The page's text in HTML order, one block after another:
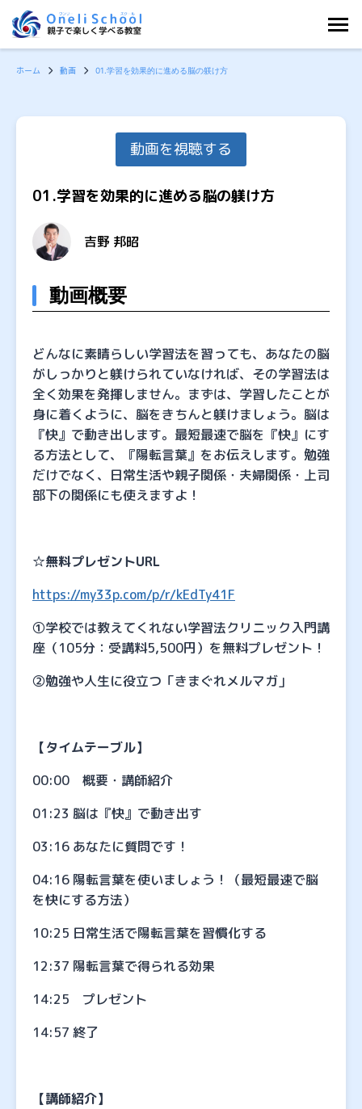
容
を
ホーム 動画 01.学習を効果的に進める脳の躾け方
動画を視聴する
01.学習を効果的に進める脳の躾け方
吉野 邦昭
動画概要
どんなに素晴らしい学習法を習っても、あなたの脳
がしっかりと躾けられていなければ、その学習法は
全く効果を発揮しません。まずは、学習したことが
身に着くように、脳をきちんと躾けましょう。脳は
『快』で動き出します。最短最速で脳を『快』にす
る方法として、『陽転言葉』をお伝えします。勉強
だけでなく、日常生活や親子関係・夫婦関係・上司
部下の関係にも使えますよ！
☆無料プレゼントURL
https://my33p.com/p/r/kEdTy41F
①学校では教えてくれない学習法クリニック入門講
座（105分：受講料5,500円）を無料プレゼント！
②勉強や人生に役立つ「きまぐれメルマガ」
【タイムテーブル】
00:00 概要・講師紹介
01:23 脳は『快』で動き出す
03:16 あなたに質問です！
04:16 陽転言葉を使いましょう！（最短最速で脳
を快にする方法）
10:25 日常生活で陽転言葉を習慣化する
12:37 陽転言葉で得られる効果
14:25 プレゼント
14:57 終了
【講師紹介】